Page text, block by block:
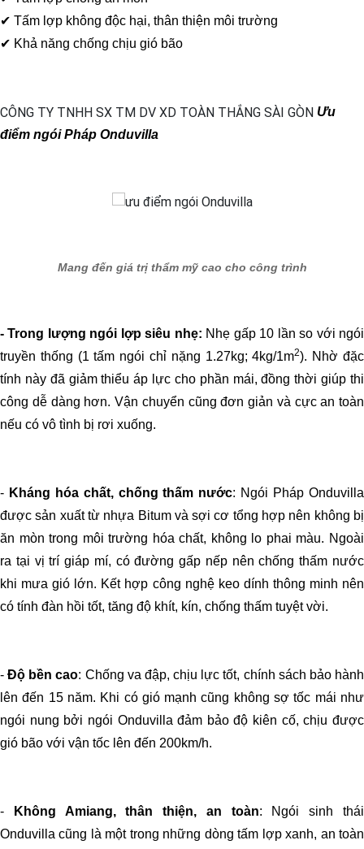
✔ Tấm lợp không độc hại, thân thiện môi trường
✔ Khả năng chống chịu gió bão
Ưu
điểm ngói Pháp Onduvilla
Mang đến giá trị thẩm mỹ cao cho công trình
- Trong lượng ngói lợp siêu nhẹ: Nhẹ gấp 10 lần so với ngói
truyền thống (1 tấm ngói chỉ nặng 1.27kg; 4kg/1m2). Nhờ đặc
tính này đã giảm thiểu áp lực cho phần mái, đồng thời giúp thi
công dễ dàng hơn. Vận chuyển cũng đơn giản và cực an toàn
nếu có vô tình bị rơi xuống.
- Kháng hóa chất, chống thấm nước: Ngói Pháp Onduvilla
được sản xuất từ nhựa Bitum và sợi cơ tổng hợp nên không bị
ăn mòn trong môi trường hóa chất, không lo phai màu. Ngoài
ra tại vị trí giáp mí, có đường gấp nếp nên chống thấm nước
khi mưa gió lớn. Kết hợp công nghệ keo dính thông minh nên
có tính đàn hồi tốt, tăng độ khít, kín, chống thấm tuyệt vời.
- Độ bền cao: Chống va đập, chịu lực tốt, chính sách bảo hành
lên đến 15 năm. Khi có gió mạnh cũng không sợ tốc mái như
ngói nung bởi ngói Onduvilla đảm bảo độ kiên cố, chịu được
gió bão với vận tốc lên đến 200km/h.
- Không Amiang, thân thiện, an toàn: Ngói sinh thái
Onduvilla cũng là một trong những dòng tấm lợp xanh, an toàn